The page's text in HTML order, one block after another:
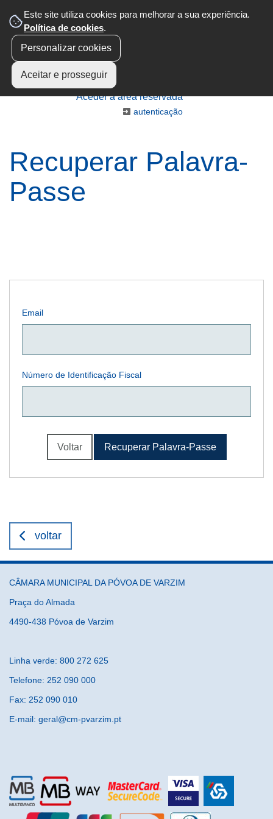
Este site utiliza cookies para melhorar a sua experiência.
Política de cookies.
Personalizar cookies
Aceitar e prosseguir
Aceder à área reservada
autenticação
Recuperar Palavra-
Passe
Email
Número de Identificação Fiscal
Voltar Recuperar Palavra-Passe
voltar
CÂMARA MUNICIPAL DA PÓVOA DE VARZIM
Praça do Almada
4490-438 Póvoa de Varzim
Linha verde: 800 272 625
Telefone: 252 090 000
Fax: 252 090 010
E-mail: geral@cm-pvarzim.pt